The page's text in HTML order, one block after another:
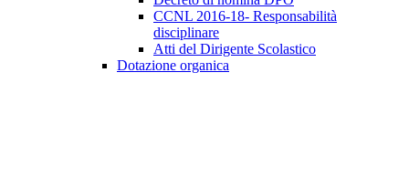
CCNL 2016-18- Responsabilità
disciplinare
Atti del Dirigente Scolastico
Dotazione organica